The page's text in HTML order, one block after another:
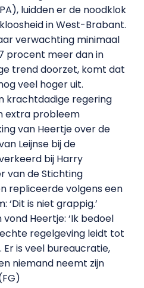
luidden er de noodklok
in West-Brabant.
verwachting minimaal
procent meer dan in
trend doorzet, komt dat
veel hoger uit.
krachtdadige regering
extra probleem
van Heertje over de
Leijnse bij de
bij Harry
van de Stichting
repliceerde volgens een
‘Dit is niet grappig.’
Heertje: ‘Ik bedoel
regelgeving leidt tot
is veel bureaucratie,
niemand neemt zijn